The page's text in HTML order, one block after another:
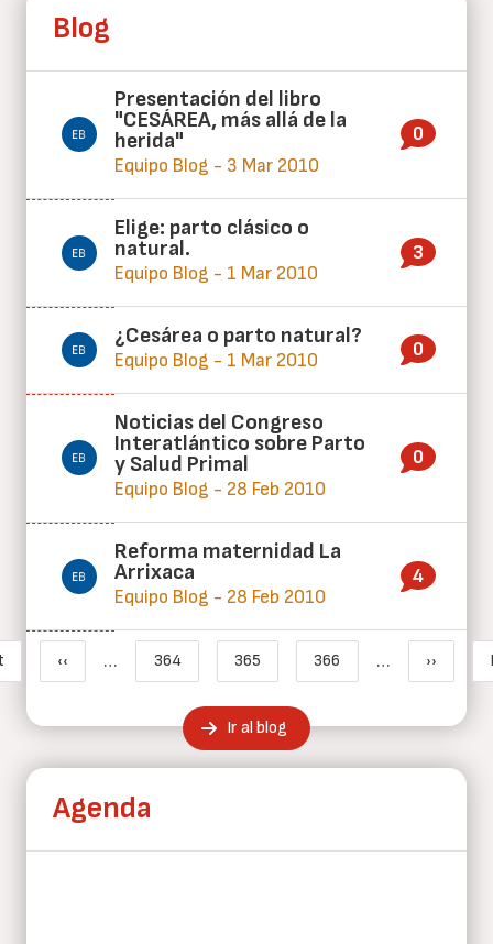
Blog
Presentación del libro
"CESÁREA, más allá de la
herida"
Equipo Blog - 3 Mar 2010
0
Elige: parto clásico o
natural.
Equipo Blog - 1 Mar 2010
3
¿Cesárea o parto natural?
Equipo Blog - 1 Mar 2010 0
Noticias del Congreso
Interatlántico sobre Parto
y Salud Primal
Equipo Blog - 28 Feb 2010
0
Reforma maternidad La
Arrixaca
Equipo Blog - 28 Feb 2010
4
Paginación
páginaPágina anterior
‹‹ … Page
364
Página actual
365
Page
366 … ››
Ir al blog
Agenda